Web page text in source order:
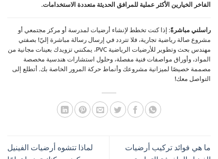
الفاخر الخيارين الأكثر عملية للمرافق الحديثة متعددة الاستخدامات.
راسلني مباشرةً : إذا كنت تخطط لإنشاء أرضيات لمدرسة أو مركز مجتمعي أو
مشروع صالة رياضية تجارية، فلا تتردد في إرسال رسالة مباشرة إليّ! بصفتي
مهندس بحث وتطوير للأرضيات الرياضية PVC، يمكنني تزويدك بعينات مجانية من
المواد، وأوراق مواصفات فنية مفصلة، وحلول استشارات هندسية مخصصة
مصممة خصيصًا لميزانية مشروعك وأنماط حركة المرور الخاصة بك. أتطلع إلى
التواصل معك!
ما هي فوائد تركيب أرضيات
لماذا تتشوه أرضيات الفينيل